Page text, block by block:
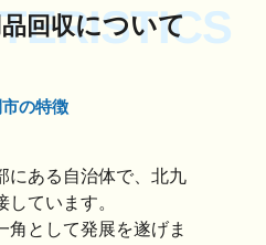
回収について
の特徴
にある自治体で、北九
しています。
角として発展を遂げま